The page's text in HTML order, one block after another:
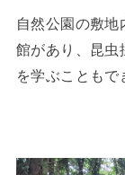
自然公園の敷
館があり、昆虫
を学ぶこともで